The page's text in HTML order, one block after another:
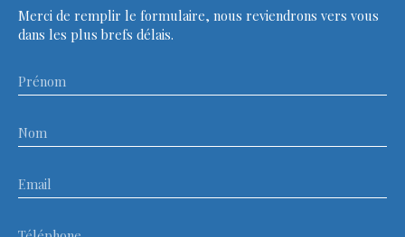
Merci de remplir le formulaire, nous reviendrons vers vous
dans les plus brefs délais.
Prénom
Nom
Email